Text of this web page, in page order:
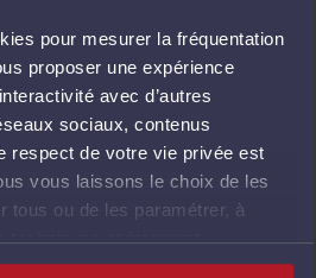
pour mesurer la fréquentation
proposer une expérience
avec d’autres
sociaux, contenus
respect de votre vie privée est
vous laissons le choix de les
tous ou de les paramétrer, à
techniques strictement
du site.